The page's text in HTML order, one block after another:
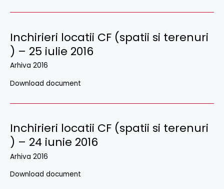
Inchirieri locatii CF (spatii si terenuri
) – 25 iulie 2016
Arhiva 2016
Download document
Inchirieri locatii CF (spatii si terenuri
) – 24 iunie 2016
Arhiva 2016
Download document